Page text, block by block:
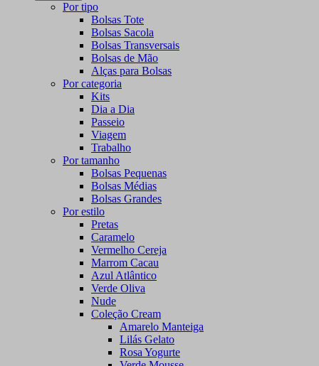
Por tipo
Bolsas Tote
Bolsas Sacola
Bolsas Transversais
Bolsas de Mão
Alças para Bolsas
Por categoria
Kits
Dia a Dia
Passeio
Viagem
Trabalho
Por tamanho
Bolsas Pequenas
Bolsas Médias
Bolsas Grandes
Por estilo
Pretas
Caramelo
Vermelho Cereja
Marrom Cacau
Azul Atlântico
Verde Oliva
Nude
Coleção Cream
Amarelo Manteiga
Lilás Gelato
Rosa Yogurte